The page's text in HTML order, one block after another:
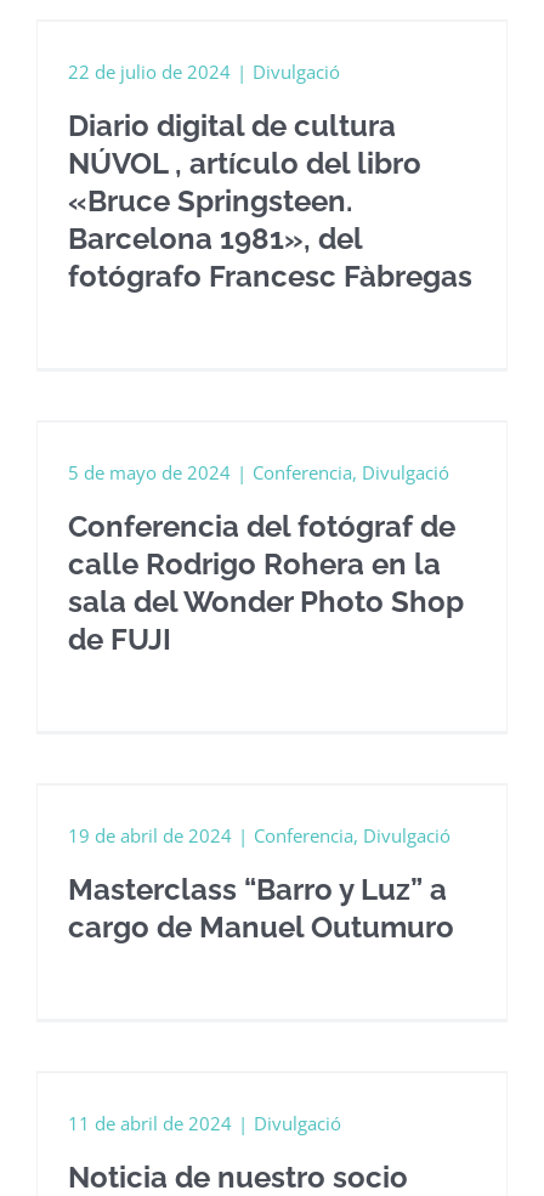
Diario digital de cultura
NÚVOL , artículo del libro
«Bruce Springsteen.
Barcelona 1981», del
fotógrafo Francesc Fàbregas
22 de julio de 2024 | Divulgació
Conferencia del fotógraf de
calle Rodrigo Rohera en la
sala del Wonder Photo Shop
de FUJI
5 de mayo de 2024 | Conferencia, Divulgació
Masterclass “Barro y Luz” a
cargo de Manuel Outumuro
19 de abril de 2024 | Conferencia, Divulgació
Noticia de nuestro socio
11 de abril de 2024 | Divulgació